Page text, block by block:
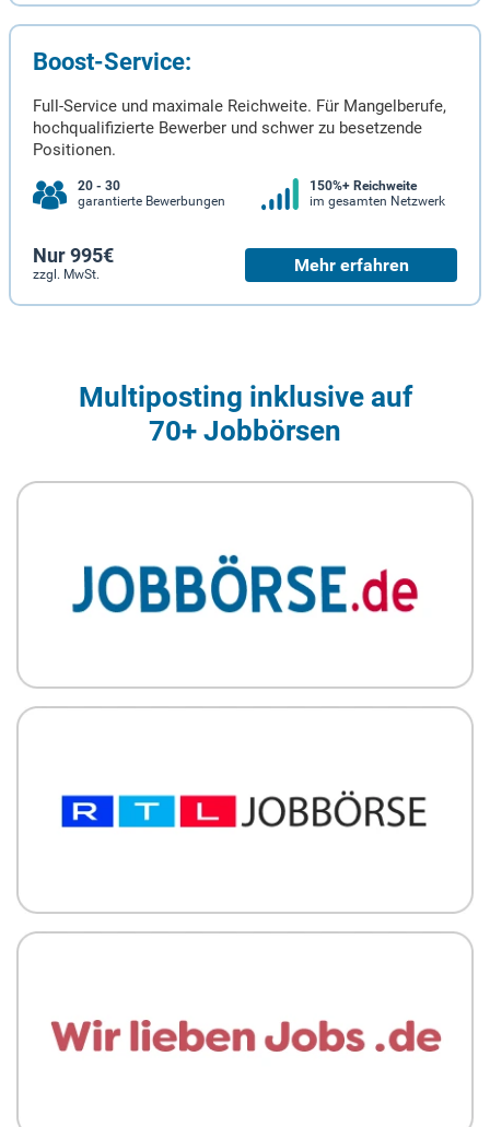
Boost-Service:
Full-Service und maximale Reichweite. Für Mangelberufe,
hochqualifizierte Bewerber und schwer zu besetzende
Positionen.
20 - 30
garantierte Bewerbungen
150%+ Reichweite
im gesamten Netzwerk
Nur 995€
zzgl. MwSt. Mehr erfahren
Multiposting inklusive auf
70+ Jobbörsen